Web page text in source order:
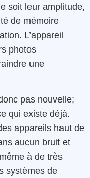
soit leur amplitude,
de mémoire
L’appareil
photos
une
pas nouvelle;
qui existe déjà.
appareils haut de
aucun bruit et
à de très
systèmes de